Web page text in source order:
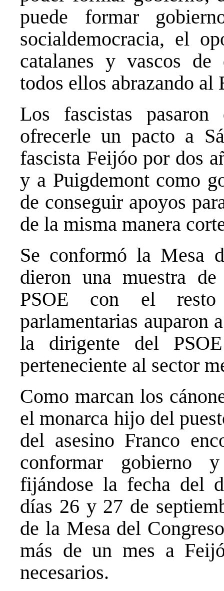
puede formar
socialdemocracia, el
catalanes y vascos de
todos ellos abrazando al
Los fascistas
ofrecerle un pacto a
fascista Feijóo por dos
y a Puigdemont como
de conseguir apoyos
de la misma manera
Se conformó la Mesa
dieron una muestra
PSOE con el
parlamentarias auparon
la dirigente del
perteneciente al sector
Como marcan los
el monarca hijo del
del asesino Franco
conformar gobierno
fijándose la fecha del
días 26 y 27 de
de la Mesa del
más de un mes a
necesarios.